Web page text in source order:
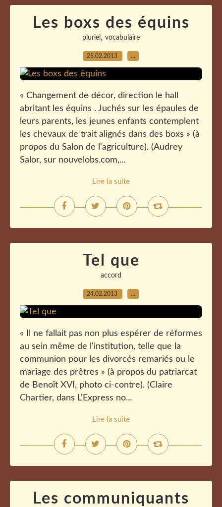
Les boxs des équins
pluriel , vocabulaire
25.02.2013 …
« Changement de décor, direction le hall
abritant les équins . Juchés sur les épaules de
leurs parents, les jeunes enfants contemplent
les chevaux de trait alignés dans des boxs » (à
propos du Salon de l'agriculture). (Audrey
Salor, sur nouvelobs.com,...
Lire la suite
Tel que
accord
24.02.2013 …
« Il ne fallait pas non plus espérer de réformes
au sein même de l'institution, telle que la
communion pour les divorcés remariés ou le
mariage des prêtres » (à propos du patriarcat
de Benoît XVI, photo ci-contre). (Claire
Chartier, dans L'Express no...
Lire la suite
Les communiquants